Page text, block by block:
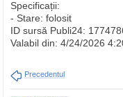
Specificații:
- Stare: folosit
ID sursă Publi24:
Valabil din: 4/24/2026
Precedentul